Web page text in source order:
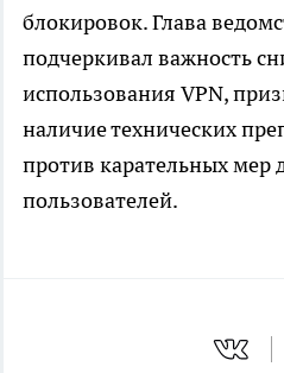
блокировок. Глава
подчеркивал важность
использования VPN,
наличие технических
против карательных мер
пользователей.